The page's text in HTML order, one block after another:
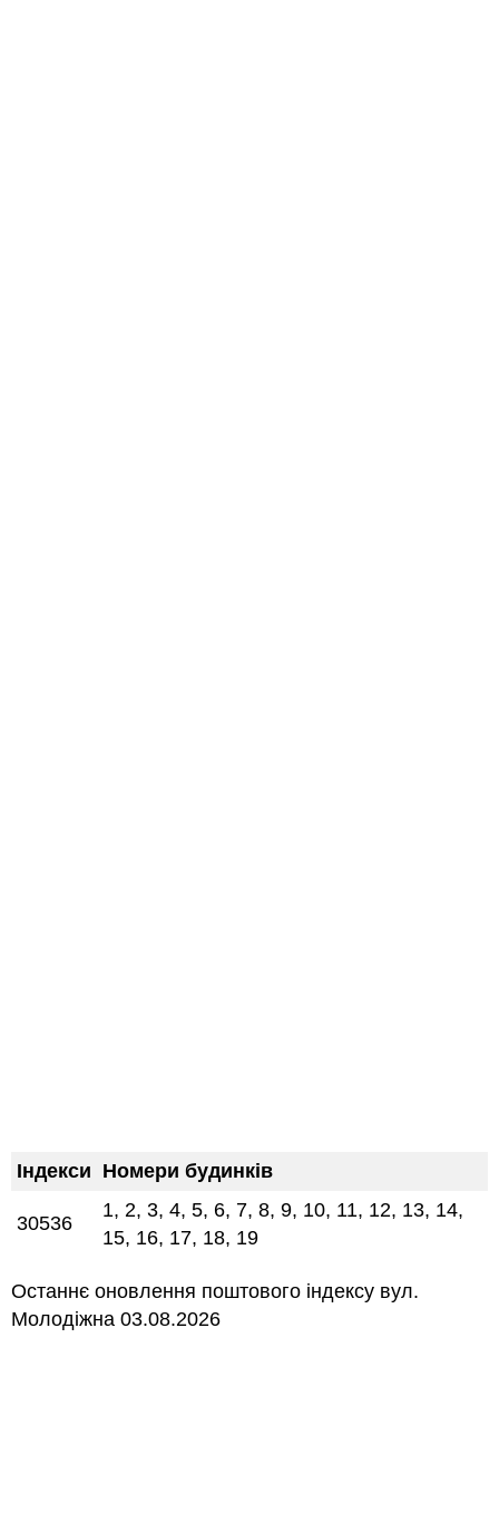
Індекси Номери будинків
30536
1, 2, 3, 4, 5, 6, 7, 8, 9, 10, 11, 12, 13, 14,
15, 16, 17, 18, 19
Останнє оновлення поштового індексу вул.
Молодіжна 03.08.2026